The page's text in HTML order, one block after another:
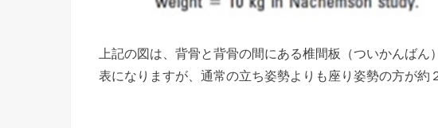
上記の図は、背骨と背骨の間にある椎間板（ついかんば
表になりますが、通常の立ち姿勢よりも座り姿勢の方が約